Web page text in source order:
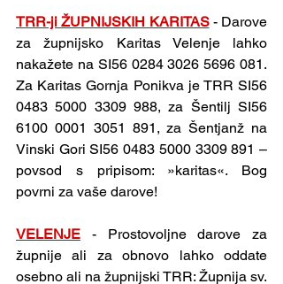
TRR-ji ŽUPNIJSKIH KARITAS - Darove
za župnijsko Karitas Velenje lahko
nakažete na SI56 0284 3026 5696 081.
Za Karitas Gornja Ponikva je TRR SI56
0483 5000 3309 988, za Šentilj SI56
6100 0001 3051 891, za Šentjanž na
Vinski Gori SI56 0483 5000 3309 891 –
povsod s pripisom: »karitas«. Bog
povrni za vaše darove!
VELENJE - Prostovoljne darove za
župnije ali za obnovo lahko oddate
osebno ali na župnijski TRR: Župnija sv.